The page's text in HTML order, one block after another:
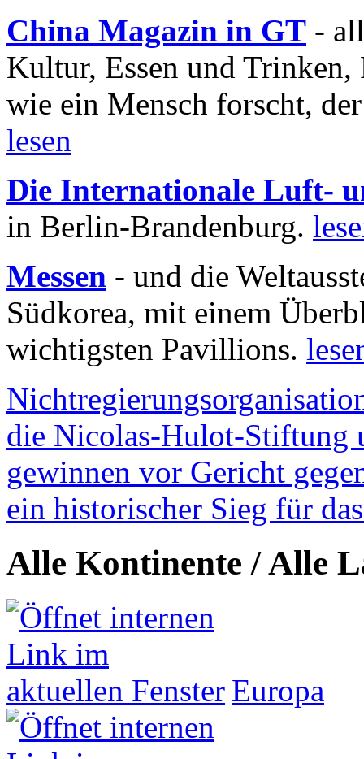
China Magazin in GT -
Kultur, Essen und
wie ein Mensch forscht,
lesen
Die Internationale Luft-
in Berlin-Brandenburg.
Messen - und die
Südkorea, mit einem
wichtigsten Pavillions.
die Nicolas-Hulot-Stiftung
gewinnen vor Gericht
ein historischer Sieg für
Alle Kontinente / Alle
Europa